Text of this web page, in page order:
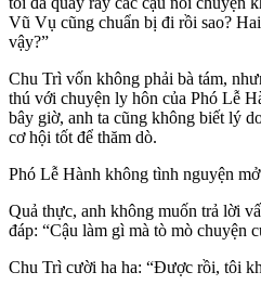
Vũ Vụ cũng chuẩn bị đi rồi sao?
vậy?”
Chu Trì vốn không phải bà tám,
thú với chuyện ly hôn của Phó Lễ
bây giờ, anh ta cũng không biết lý
cơ hội tốt để thăm dò.
Phó Lễ Hành không tình nguyện
Quả thực, anh không muốn trả lời
đáp: “Cậu làm gì mà tò mò chuyện
Chu Trì cười ha ha: “Được rồi, tôi